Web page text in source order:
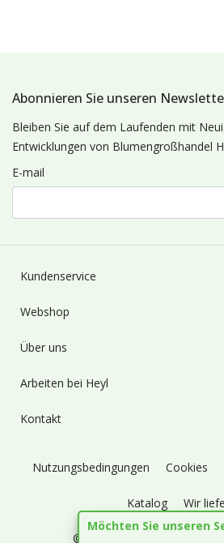
Abonnieren Sie unseren
Bleiben Sie auf dem Laufenden mit
Entwicklungen von Blumengroßhandel
E-mail
Kundenservice
Webshop
Über uns
Arbeiten bei Heyl
Kontakt
Nutzungsbedingungen Cookies
Katalog Wir
© 1973 - 2026
Möchten Sie unseren